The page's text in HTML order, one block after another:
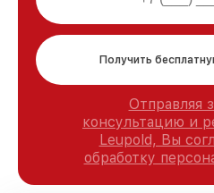
Получить
Отправляя
консультацию и
Leupold, Вы
обработку